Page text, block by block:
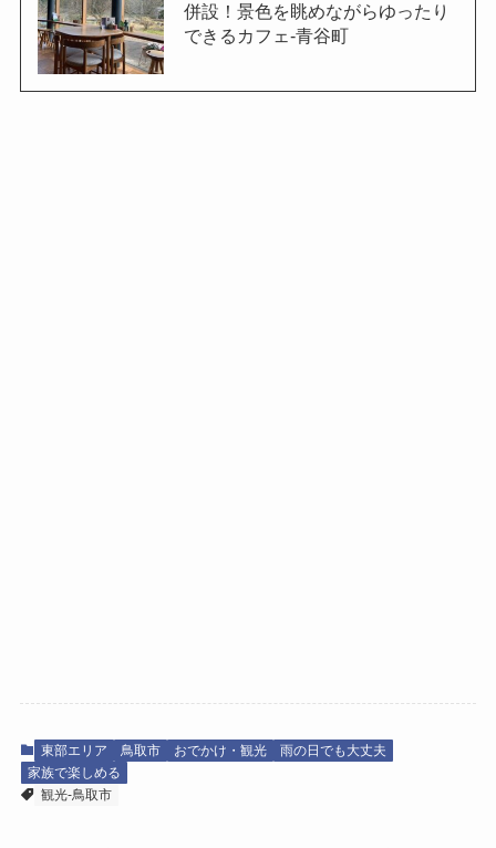
併設！景色を眺めながらゆったり
できるカフェ-青谷町
東部エリア 鳥取市 おでかけ・観光
雨の日でも大丈夫
家族で楽しめる
観光-鳥取市